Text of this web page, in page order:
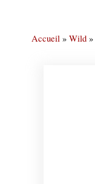
Accueil » Wild »